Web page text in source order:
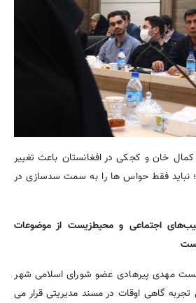
خان و کجکی در افغانستان باعث تغییر
نباید فقط حواس ها را به سمت سدسازی در
اجتماعی و محیط‌زیست از موضوعات
مهدی پیرهادی عضو شورای اسلامی شهر
گاهی اوقات در مسند مدیریتی قرار می